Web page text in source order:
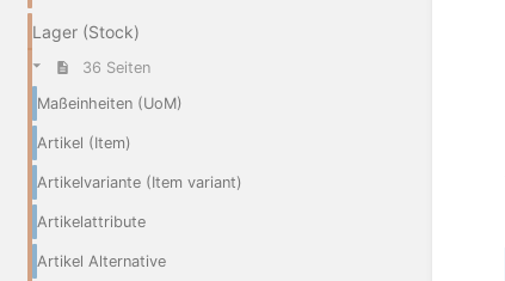
Lager (Stock)
36 Seiten
Maßeinheiten (UoM)
Artikel (Item)
Artikelvariante (Item variant)
Artikelattribute
Artikel Alternative